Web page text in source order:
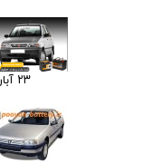
۲۳ آبان ۰۴